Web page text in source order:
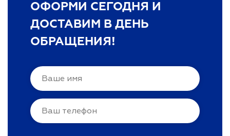
ОФОРМИ СЕГОДНЯ И
ДОСТАВИМ В ДЕНЬ
ОБРАЩЕНИЯ!